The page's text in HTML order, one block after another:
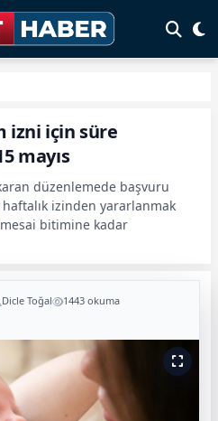
izni için süre
mayıs
düzenlemede başvuru
izinden yararlanmak
bitimine kadar
Dicle Toğal 1443 okuma